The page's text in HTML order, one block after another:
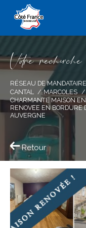
Vore recece
RÉSEAU DE
CANTAL
MARCOLES
CHARMANTE MAISON
RENOVEE EN BORDURE
AUVERGNE
Retour
Effectuer
et trouver le
critères
Type
d'offre
Vente
Type
de
bien
type de bien
Ville